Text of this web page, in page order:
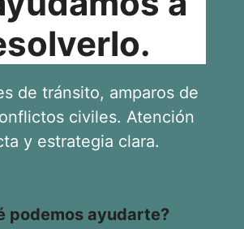
de tránsito, amparos de
civiles. Atención
y estrategia clara.
podemos ayudarte?